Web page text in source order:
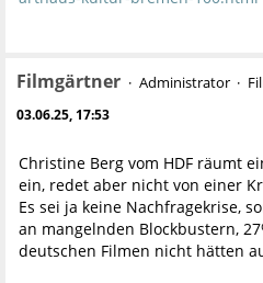
Filmgärtner Administrator
03.06.25, 17:53
Christine Berg vom HDF räumt
ein, redet aber nicht von einer
Es sei ja keine Nachfragekrise,
an mangelnden Blockbustern,
deutschen Filmen nicht hätten